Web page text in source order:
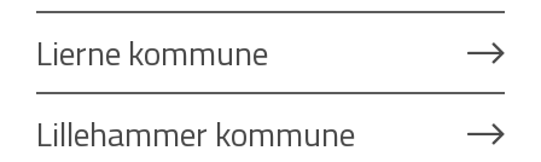
Lierne kommune
Lillehammer kommune